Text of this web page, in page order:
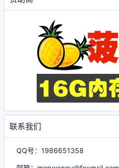
联系我们
QQ号：1986651358